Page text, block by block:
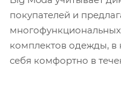
покупателей и
комплектов одежды, в
себя комфортно в